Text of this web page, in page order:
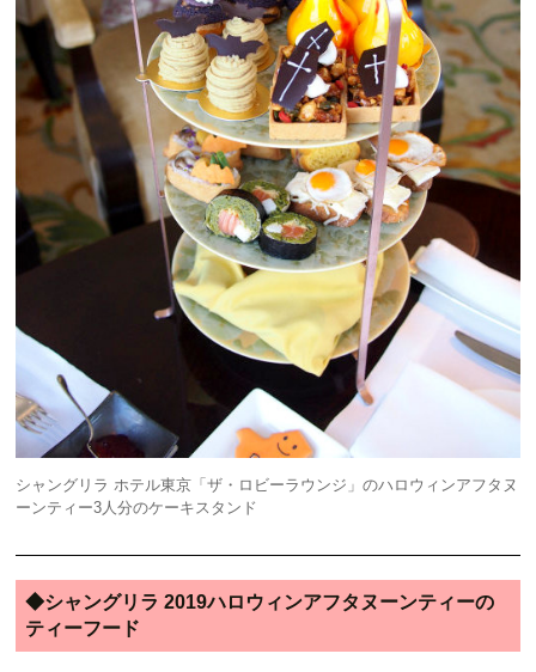
シャングリラ ホテル東京「ザ・ロビーラウンジ」のハロウィンアフタヌ
ーンティー3人分のケーキスタンド
◆シャングリラ 2019ハロウィンアフタヌーンティーの
ティーフード